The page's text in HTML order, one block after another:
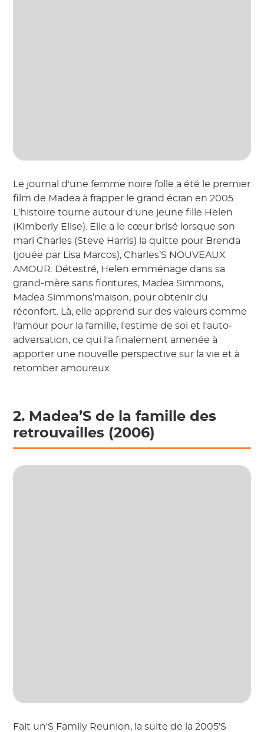
Le journal d'une femme noire folle a été le premier
film de Madea à frapper le grand écran en 2005.
L'histoire tourne autour d'une jeune fille Helen
(Kimberly Elise). Elle a le cœur brisé lorsque son
mari Charles (Steve Harris) la quitte pour Brenda
(jouée par Lisa Marcos), Charles’S NOUVEAUX
AMOUR. Détestré, Helen emménage dans sa
grand-mère sans fioritures, Madea Simmons,
Madea Simmons’maison, pour obtenir du
réconfort. Là, elle apprend sur des valeurs comme
l'amour pour la famille, l'estime de soi et l'auto-
adversation, ce qui l'a finalement amenée à
apporter une nouvelle perspective sur la vie et à
retomber amoureux.
2. Madea’S de la famille des
retrouvailles (2006)
Fait un'S Family Reunion, la suite de la 2005'S